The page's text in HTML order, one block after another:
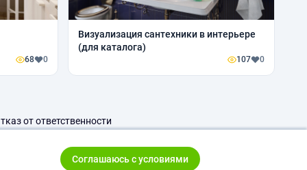
68 0
Визуализация сантехники в интерьере
(для каталога)
107 0
от ответственности
Соглашаюсь с условиями